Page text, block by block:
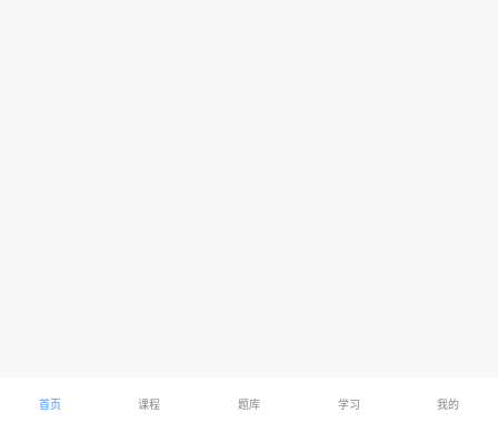
首页 课程 题库 学习 我的